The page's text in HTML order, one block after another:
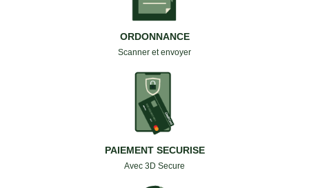
ORDONNANCE
Scanner et envoyer
PAIEMENT SECURISE
Avec 3D Secure